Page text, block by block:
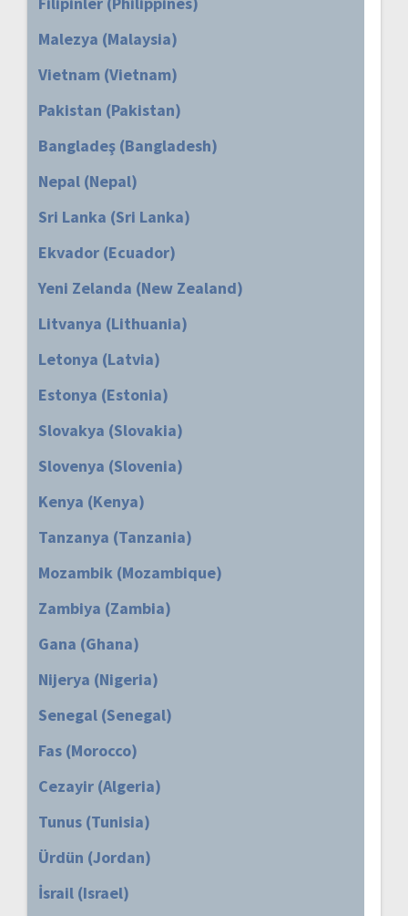
Malezya (Malaysia)
Vietnam (Vietnam)
Pakistan (Pakistan)
Bangladeş (Bangladesh)
Nepal (Nepal)
Sri Lanka (Sri Lanka)
Ekvador (Ecuador)
Yeni Zelanda (New Zealand)
Litvanya (Lithuania)
Letonya (Latvia)
Estonya (Estonia)
Slovakya (Slovakia)
Slovenya (Slovenia)
Kenya (Kenya)
Tanzanya (Tanzania)
Mozambik (Mozambique)
Zambiya (Zambia)
Gana (Ghana)
Nijerya (Nigeria)
Senegal (Senegal)
Fas (Morocco)
Cezayir (Algeria)
Tunus (Tunisia)
Ürdün (Jordan)
İsrail (Israel)